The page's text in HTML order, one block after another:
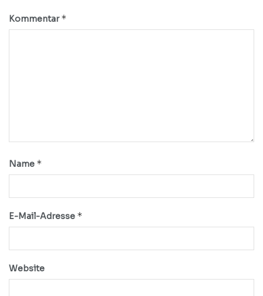
Kommentar*
Name *
E-Mail-Adresse *
Website